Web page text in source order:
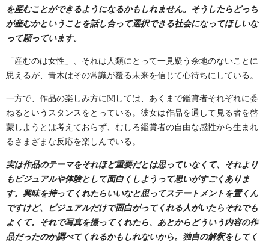
を産むことができるようになるかもしれません。そうしたらどっち
が産むかということを話し合って選択できる社会になってほしいな
って願っています。
「産むのは女性」、それは人類にとって一見疑う余地のないことに
思えるが、青木はその常識が覆る未来を信じて心待ちにしている。
一方で、作品の楽しみ方に関しては、あくまで鑑賞者それぞれに委
ねるというスタンスをとっている。彼女は作品を通して見る者を啓
蒙しようとは考えておらず、むしろ鑑賞者の自由な感性から生まれ
るさまざまな反応を楽しんでいる。
実は作品のテーマをそれほど重要だとは思っていなくて、それより
もビジュアルや体験として面白くしようって思いがすごくありま
す。興味を持ってくれたらいいなと思ってステートメントを置くん
ですけど、ビジュアルだけで面白がってくれる人がいたらそれでも
よくて。それで写真を撮ってくれたら、あとからどういう内容の作
品だったのか調べてくれるかもしれないから。独自の解釈をしてく